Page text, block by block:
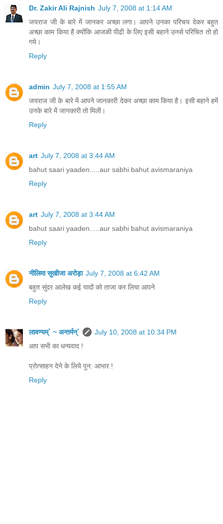
Dr. Zakir Ali Rajnish July 7, 2008 at 1:14 AM
जयराज जी के बारे में जानकर अच्छा लगा। आपने उनका परिचय देकर बहुत
अच्छा काम किया है क्योंकि आजकी पीढी के लिए इसी बहाने उनसे परिचित तो हो
गये।
Reply
admin July 7, 2008 at 1:55 AM
जयराज जी के बारे में आपने जानकारी देकर अच्छा काम किया है। इसी बहाने हमें
उनके बारे में जानकारी तो मिली।
Reply
art July 7, 2008 at 3:44 AM
bahut saari yaaden.....aur sabhi bahut avismaraniya
Reply
art July 7, 2008 at 3:44 AM
bahut saari yaaden.....aur sabhi bahut avismaraniya
Reply
नीलिमा सुखीजा अरोड़ा July 7, 2008 at 6:42 AM
बहुत सुंदर आलेख कई यादों को ताजा कर लिया आपने
Reply
लावण्यम्` ~ अन्तर्मन्`
July 10, 2008 at 10:34 PM
आप सभी का धन्यवाद !
प्रोत्साहन देने के लिये पुन: आभार !
Reply